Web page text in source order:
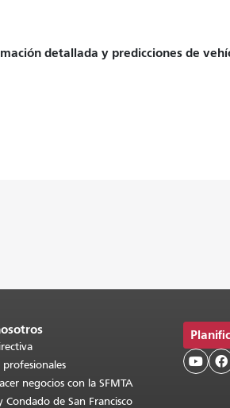
detallada y predicciones de
profesionales
negocios con la SFMTA
Condado de San Francisco
 